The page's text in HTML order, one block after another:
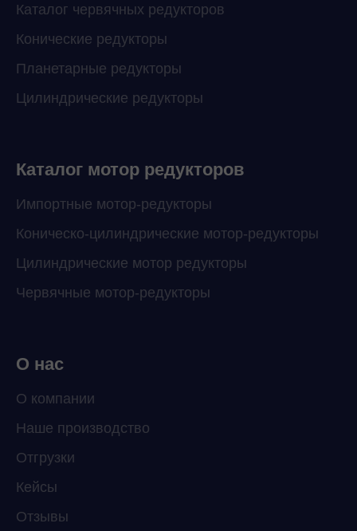
Каталог червячных редукторов
Конические редукторы
Планетарные редукторы
Цилиндрические редукторы
Каталог мотор редукторов
Импортные мотор-редукторы
Коническо-цилиндрические мотор-редукторы
Цилиндрические мотор редукторы
Червячные мотор-редукторы
О нас
О компании
Наше производство
Отгрузки
Кейсы
Отзывы